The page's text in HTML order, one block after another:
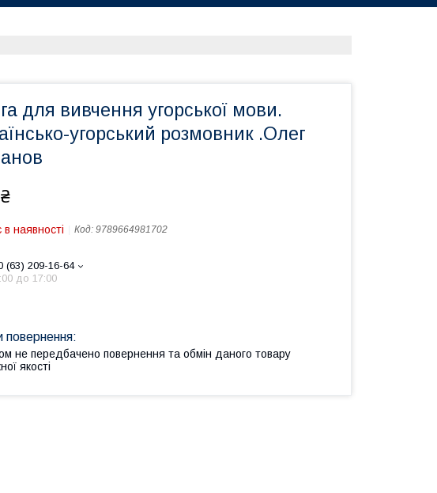
для вивчення угорської мови.
угорський розмовник .Олег
наявності Код: 9789664981702
(63) 209-16-64
до 17:00
не передбачено повернення та обмін даного товару
якості